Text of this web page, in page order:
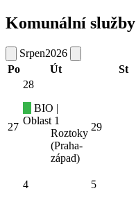
Komunální služby
Srpen2026
Po
Út St
27
28
BIO |
Oblast 1
Roztoky
(Praha-
západ)
29
4
5